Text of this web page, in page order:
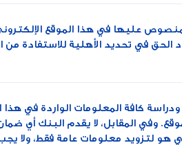
عليها في هذا الموقع
الحق في تحديد الأهلية للاستفادة
كافة المعلومات الواردة في
وفي المقابل، لا يقدم البنك أي
لتزويد معلومات عامة فقط، ولا يجب